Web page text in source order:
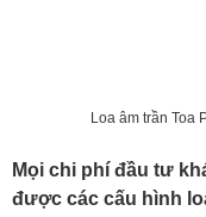
Loa âm trần Toa
Mọi chi phí đầu tư
được các cấu hình